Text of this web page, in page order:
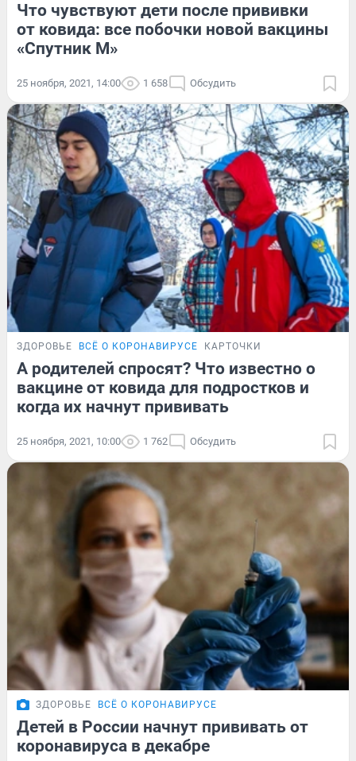
Что чувствуют дети после прививки
от ковида: все побочки новой вакцины
«Спутник М»
25 ноября, 2021, 14:00 1 658 Обсудить
ЗДОРОВЬЕ ВСЁ О КОРОНАВИРУСЕ КАРТОЧКИ
А родителей спросят? Что известно о
вакцине от ковида для подростков и
когда их начнут прививать
25 ноября, 2021, 10:00 1 762 Обсудить
ЗДОРОВЬЕ ВСЁ О КОРОНАВИРУСЕ
Детей в России начнут прививать от
коронавируса в декабре